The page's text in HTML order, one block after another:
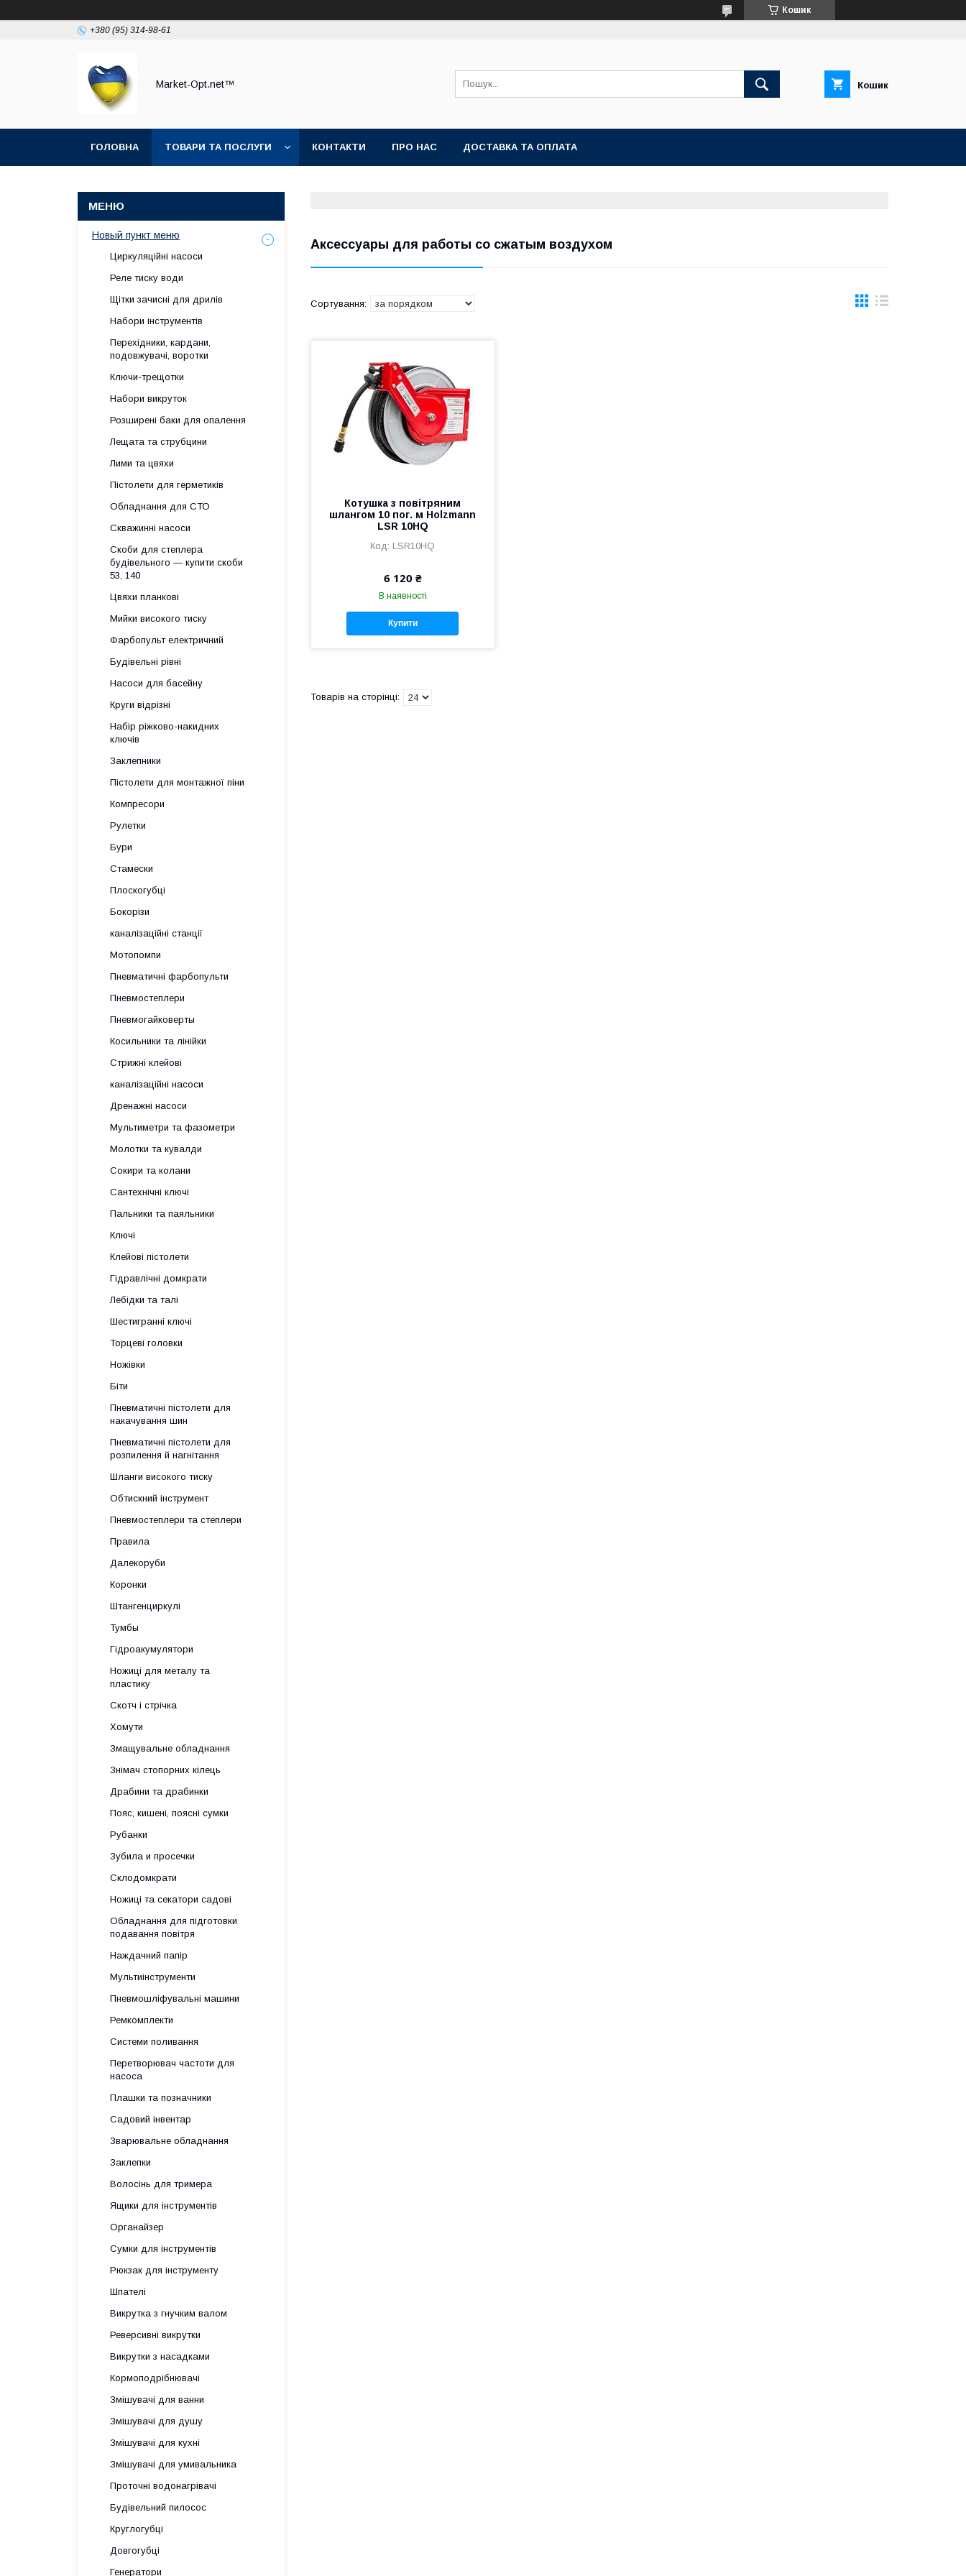
Кошик
+380 (95) 314-98-61
Market-Opt.net™ Кошик
ГОЛОВНА ТОВАРИ ТА ПОСЛУГИ КОНТАКТИ ПРО НАС ДОСТАВКА ТА ОПЛАТА
Аксессуары для работы со сжатым воздухом
Котушка з повітряним
шлангом 10 пог. м Holzmann
LSR 10HQ
LSR10HQ
6 120 ₴
В наявності
Купити
Новый пункт меню
Циркуляційні насоси
Реле тиску води
Щітки зачисні для дрилів
Набори інструментів
Перехідники, кардани,
подовжувачі, воротки
Ключи-трещотки
Набори викруток
Розширені баки для опалення
Лещата та струбцини
Лими та цвяхи
Пістолети для герметиків
Обладнання для СТО
Скважинні насоси
Скоби для степлера
будівельного — купити скоби
53, 140
Цвяхи планкові
Мийки високого тиску
Фарбопульт електричний
Будівельні рівні
Насоси для басейну
Круги відрізні
Набір ріжково-накидних
ключів
Заклепники
Пістолети для монтажної піни
Компресори
Рулетки
Бури
Стамески
Плоскогубці
Бокорізи
каналізаційні станції
Мотопомпи
Пневматичні фарбопульти
Пневмостеплери
Пневмогайковерты
Косильники та лінійки
Стрижні клейові
каналізаційні насоси
Дренажні насоси
Мультиметри та фазометри
Молотки та кувалди
Сокири та колани
Сантехнічні ключі
Пальники та паяльники
Ключі
Клейові пістолети
Гідравлічні домкрати
Лебідки та талі
Шестигранні ключі
Торцеві головки
Ножівки
Біти
Пневматичні пістолети для
накачування шин
Пневматичні пістолети для
розпилення й нагнітання
Шланги високого тиску
Обтискний інструмент
Пневмостеплери та степлери
Правила
Далекоруби
Коронки
Штангенциркулі
Тумбы
Гідроакумулятори
Ножиці для металу та
пластику
Скотч і стрічка
Хомути
Змащувальне обладнання
Знімач стопорних кілець
Драбини та драбинки
Пояс, кишені, поясні сумки
Рубанки
Зубила и просечки
Склодомкрати
Ножиці та секатори садові
Обладнання для підготовки
подавання повітря
Наждачний папір
Мультиінструменти
Пневмошліфувальні машини
Ремкомплекти
Системи поливання
Перетворювач частоти для
насоса
Плашки та позначники
Садовий інвентар
Зварювальне обладнання
Заклепки
Волосінь для тримера
Ящики для інструментів
Органайзер
Сумки для інструментів
Рюкзак для інструменту
Шпателі
Викрутка з гнучким валом
Реверсивні викрутки
Викрутки з насадками
Кормоподрібнювачі
Змішувачі для ванни
Змішувачі для душу
Змішувачі для кухні
Змішувачі для умивальника
Проточні водонагрівачі
Будівельний пилосос
Круглогубці
Довгогубці
Генератори